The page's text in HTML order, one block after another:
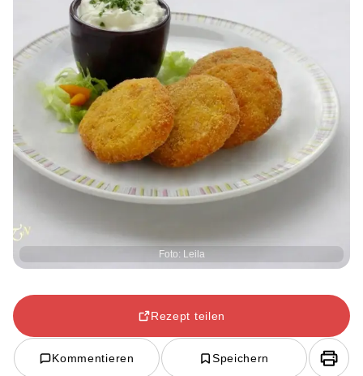
Foto: Leila
Rezept teilen
Kommentieren Speichern